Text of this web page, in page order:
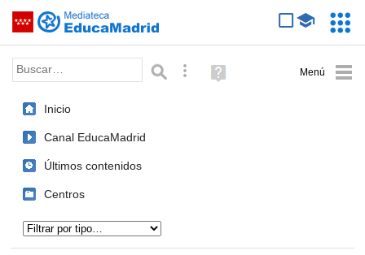
Saltar navegación
Palabra o frase: Búsqueda avanzada
Ayuda
(en
Inicio
Canal EducaMadrid
Últimos contenidos
Centros